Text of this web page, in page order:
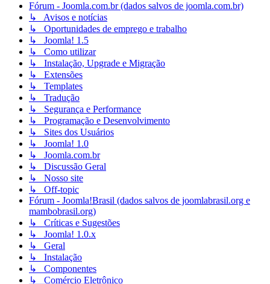
Fórum - Joomla.com.br (dados salvos de joomla.com.br)
↳ Avisos e notícias
↳ Oportunidades de emprego e trabalho
↳ Joomla! 1.5
↳ Como utilizar
↳ Instalação, Upgrade e Migração
↳ Extensões
↳ Templates
↳ Tradução
↳ Segurança e Performance
↳ Programação e Desenvolvimento
↳ Sites dos Usuários
↳ Joomla! 1.0
↳ Joomla.com.br
↳ Discussão Geral
↳ Nosso site
↳ Off-topic
Fórum - Joomla!Brasil (dados salvos de joomlabrasil.org e
mambobrasil.org)
↳ Críticas e Sugestões
↳ Joomla! 1.0.x
↳ Geral
↳ Instalação
↳ Componentes
↳ Comércio Eletrônico